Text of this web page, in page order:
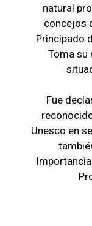
natural
concejos
Principado
Toma su
Fue
Unesco en